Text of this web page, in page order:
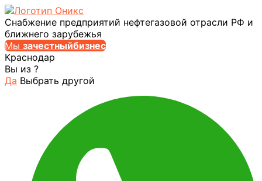
Снабжение предприятий нефтегазовой отрасли РФ и
ближнего зарубежья
Мы зачестныйбизнес
Краснодар
Вы из ?
Да Выбрать другой